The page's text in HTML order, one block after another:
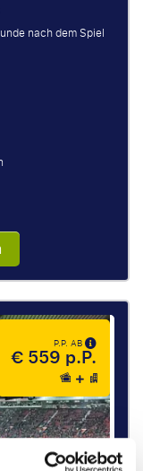
nach dem Spiel
P.P. AB
€ 559 p.P.